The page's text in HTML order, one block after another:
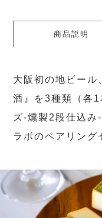
商品説明
大阪初の地ビール
酒』を3種類（各
ズ-燻製2段仕込み
ラボのペアリング